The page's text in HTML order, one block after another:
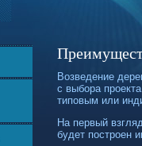
Возведение
с выбора
типовым или
На первый
будет построен